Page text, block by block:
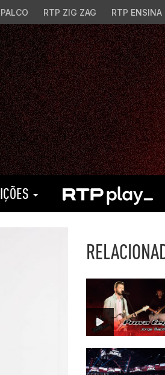
RTP ZIG ZAG RTP ENSINA